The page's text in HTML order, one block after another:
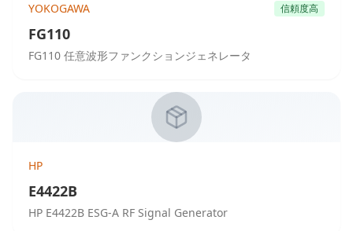
YOKOGAWA 信頼度高
FG110
FG110 任意波形ファンクションジェネレータ
HP
E4422B
HP E4422B ESG-A RF Signal Generator